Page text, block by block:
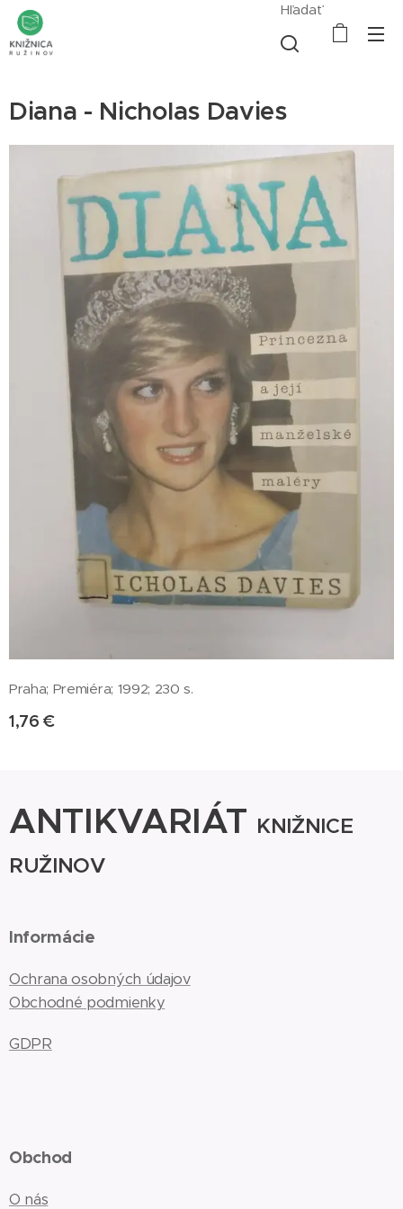
Hľadať
Diana - Nicholas Davies
Praha; Premiéra; 1992; 230 s.
1,76 €
ANTIKVARIÁT KNIŽNICE
RUŽINOV
Informácie
Ochrana osobných údajov
Obchodné podmienky
GDPR
Obchod
O nás